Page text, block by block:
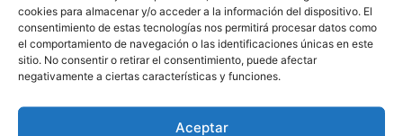
cookies para almacenar y/o acceder a la información del dispositivo. El
consentimiento de estas tecnologías nos permitirá procesar datos como
el comportamiento de navegación o las identificaciones únicas en este
sitio. No consentir o retirar el consentimiento, puede afectar
negativamente a ciertas características y funciones.
Aceptar